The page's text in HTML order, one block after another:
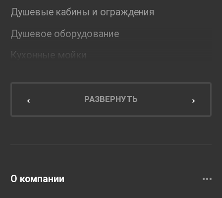
Душевые кабины и ограждения
Душевое оборудование
Кухонные мойки
Мебель для кухниРАЗВЕРНУТЬ
О компании